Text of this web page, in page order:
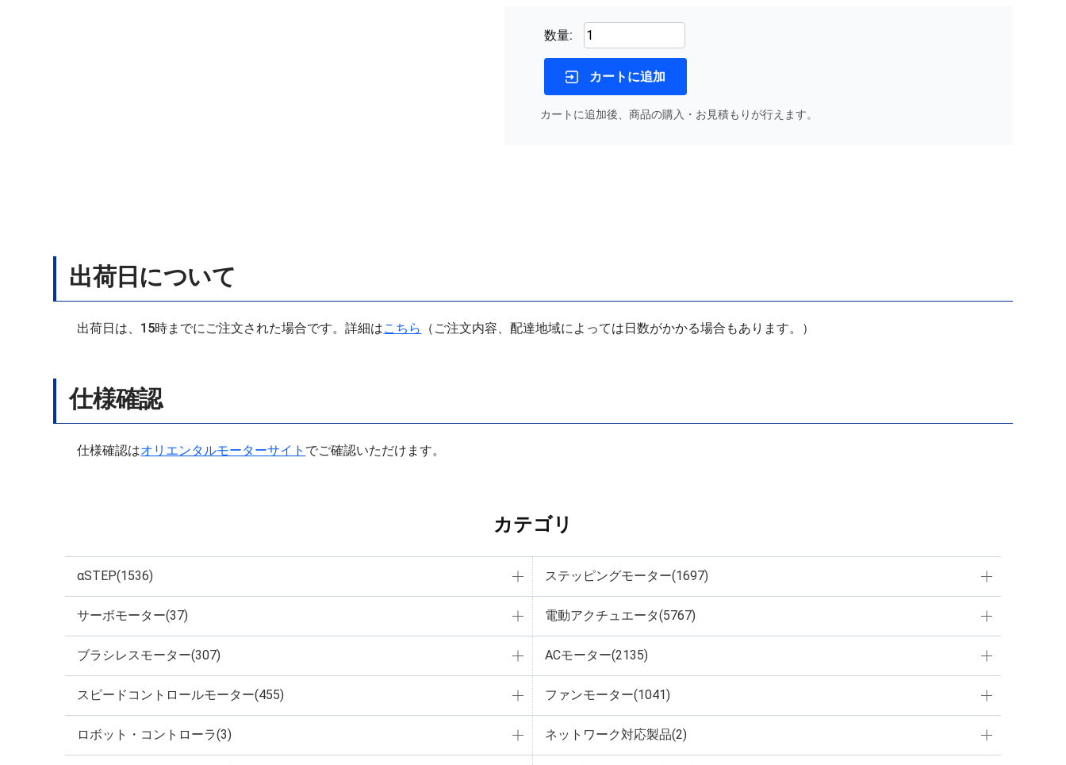
数量:
カートに追加
カートに追加後、商品の購入・お見積もりが行えます。
出荷日について
出荷日は、15時までにご注文された場合です。詳細はこちら （ご注文内容、配達地域によっては日数がかかる場合もあります。）
仕様確認
仕様確認はオリエンタルモーターサイト でご確認いただけます。
カテゴリ
αSTEP(1536) ステッピングモーター(1697)
サーボモーター(37) 電動アクチュエータ(5767)
ブラシレスモーター(307) ACモーター(2135)
スピードコントロールモーター(455) ファンモーター(1041)
ロボット・コントローラ(3) ネットワーク対応製品(2)